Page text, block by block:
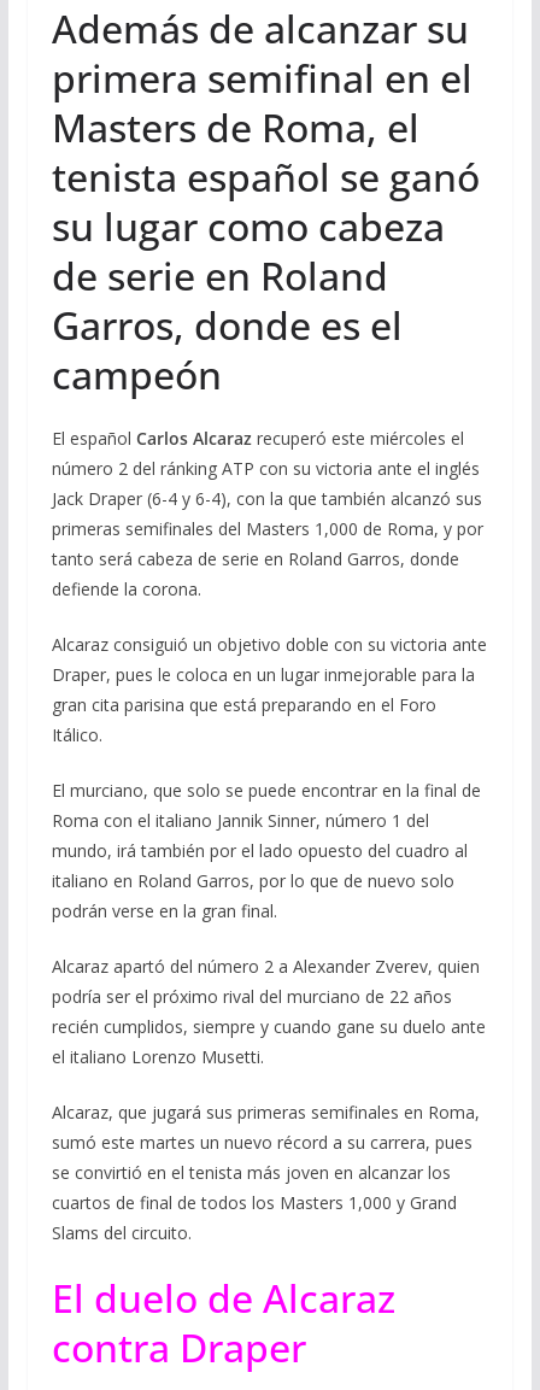
Además de alcanzar su
primera semifinal en el
Masters de Roma, el
tenista español se ganó
su lugar como cabeza
de serie en Roland
Garros, donde es el
campeón
El español Carlos Alcaraz recuperó este miércoles el
número 2 del ránking ATP con su victoria ante el inglés
Jack Draper (6-4 y 6-4), con la que también alcanzó sus
primeras semifinales del Masters 1,000 de Roma, y por
tanto será cabeza de serie en Roland Garros, donde
defiende la corona.
Alcaraz consiguió un objetivo doble con su victoria ante
Draper, pues le coloca en un lugar inmejorable para la
gran cita parisina que está preparando en el Foro
Itálico.
El murciano, que solo se puede encontrar en la final de
Roma con el italiano Jannik Sinner, número 1 del
mundo, irá también por el lado opuesto del cuadro al
italiano en Roland Garros, por lo que de nuevo solo
podrán verse en la gran final.
Alcaraz apartó del número 2 a Alexander Zverev, quien
podría ser el próximo rival del murciano de 22 años
recién cumplidos, siempre y cuando gane su duelo ante
el italiano Lorenzo Musetti.
Alcaraz, que jugará sus primeras semifinales en Roma,
sumó este martes un nuevo récord a su carrera, pues
se convirtió en el tenista más joven en alcanzar los
cuartos de final de todos los Masters 1,000 y Grand
Slams del circuito.
El duelo de Alcaraz
contra Draper